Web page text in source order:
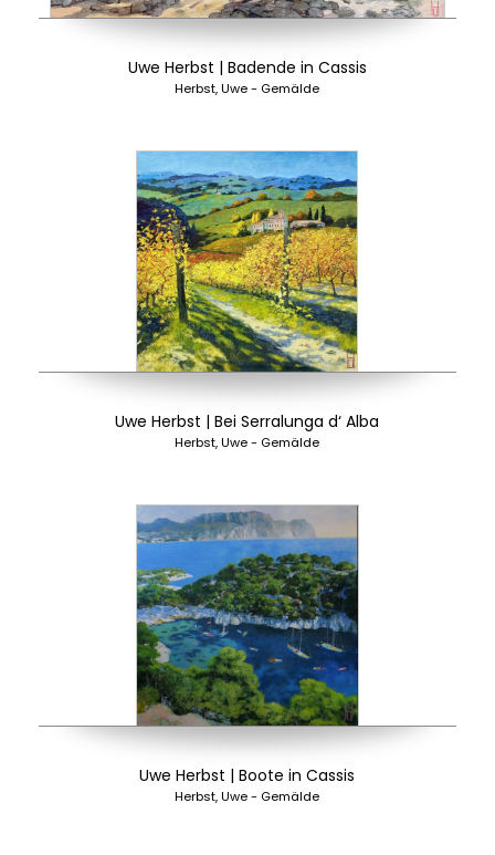
Uwe Herbst | Badende in Cassis
Herbst, Uwe - Gemälde
Uwe Herbst | Bei Serralunga d‘ Alba
Herbst, Uwe - Gemälde
Uwe Herbst | Boote in Cassis
Herbst, Uwe - Gemälde